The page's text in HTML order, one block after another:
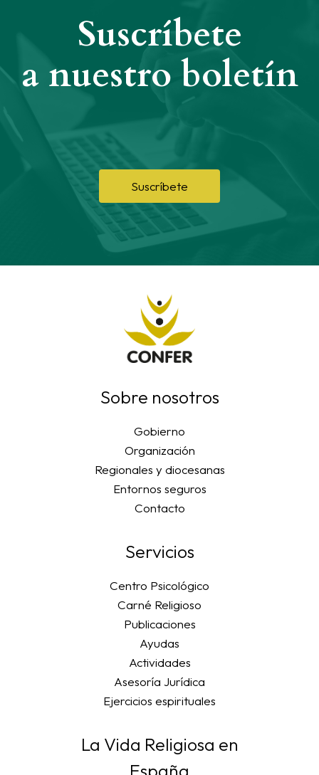
Suscríbete
Suscríbete
a nuestro boletín
Sobre nosotros
Gobierno
Organización
Regionales y diocesanas
Entornos seguros
Contacto
Servicios
Centro Psicológico
Carné Religioso
Publicaciones
Ayudas
Actividades
Asesoría Jurídica
Ejercicios espirituales
La Vida Religiosa en